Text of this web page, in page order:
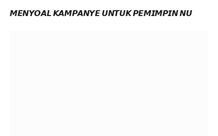
𝙈𝙀𝙉𝙔𝙊𝘼𝙇 𝙆𝘼𝙈𝙋𝘼𝙉𝙔𝙀 𝙐𝙉𝙏𝙐𝙆 𝙋𝙀𝙈𝙄𝙈𝙋𝙄𝙉 𝙉𝙐